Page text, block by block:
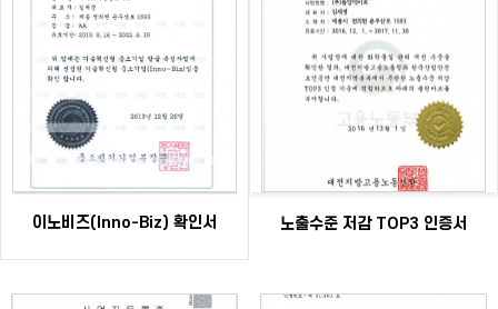
이노비즈(Inno-Biz) 확인서 노출수준 저감 TOP3 인증서